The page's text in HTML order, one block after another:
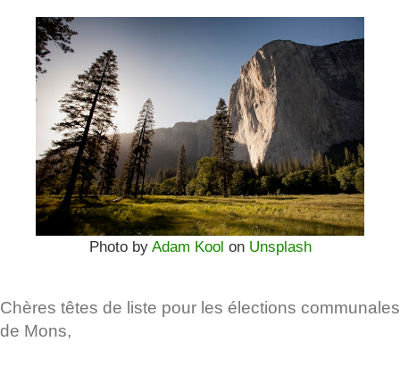
Photo by Adam Kool on Unsplash
Chères têtes de liste pour les élections communales
de Mons,